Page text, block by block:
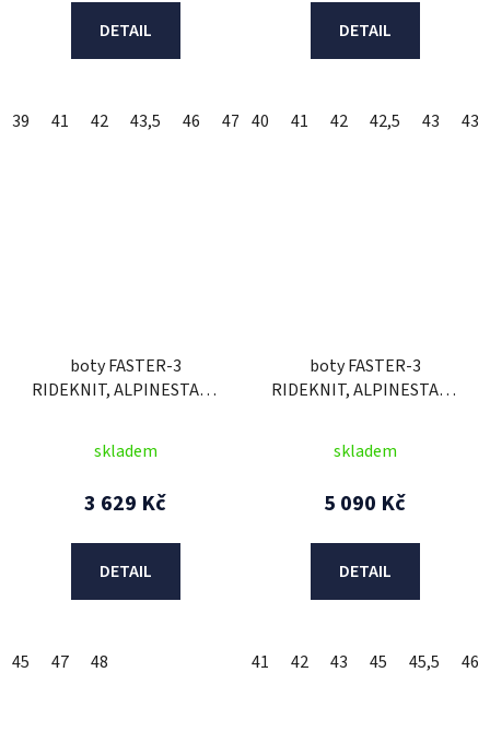
DETAIL
39 41 42 43,5 46 47 47,5
DETAIL
40 41 42 42,5 43
boty FASTER-3
RIDEKNIT, ALPINESTARS
skladem
3 629 Kč
DETAIL
45 47 48
boty FASTER-3
RIDEKNIT, ALPINESTARS
skladem
5 090 Kč
DETAIL
41 42 43 45 45,5 46